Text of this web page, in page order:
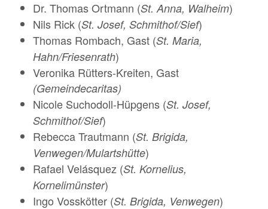
Dr. Thomas Ortmann (St. Anna, Walheim)
Nils Rick (St. Josef, Schmithof/Sief)
Thomas Rombach, Gast (St. Maria,
Hahn/Friesenrath)
Veronika Rütters-Kreiten, Gast
(Gemeindecaritas)
Nicole Suchodoll-Hüpgens (St. Josef,
Schmithof/Sief)
Rebecca Trautmann (St. Brigida,
Venwegen/Mulartshütte)
Rafael Velásquez (St. Kornelius,
Kornelimünster)
Ingo Vosskötter (St. Brigida, Venwegen)